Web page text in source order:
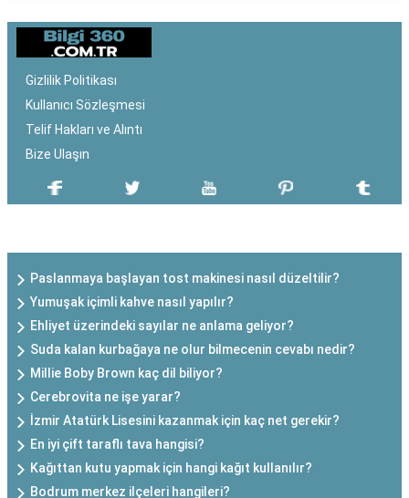
Gizlilik Politikası
Kullanıcı Sözleşmesi
Telif Hakları ve Alıntı
Bize Ulaşın
Paslanmaya başlayan tost makinesi nasıl düzeltilir?
Yumuşak içimli kahve nasıl yapılır?
Ehliyet üzerindeki sayılar ne anlama geliyor?
Suda kalan kurbağaya ne olur bilmecenin cevabı nedir?
Millie Boby Brown kaç dil biliyor?
Cerebrovita ne işe yarar?
İzmir Atatürk Lisesini kazanmak için kaç net gerekir?
En iyi çift taraflı tava hangisi?
Kağıttan kutu yapmak için hangi kağıt kullanılır?
Bodrum merkez ilçeleri hangileri?